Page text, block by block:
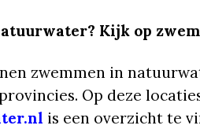
Kijk op
zwemmen in
Op deze
is een overzicht te